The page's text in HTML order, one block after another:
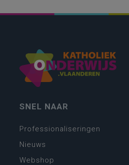
SNEL NAAR
Professionaliseringen
Nieuws
Webshop